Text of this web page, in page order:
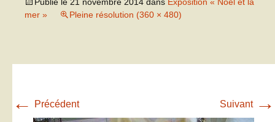
mer »
Pleine résolution (360 × 480)
← Précédent Suivant →